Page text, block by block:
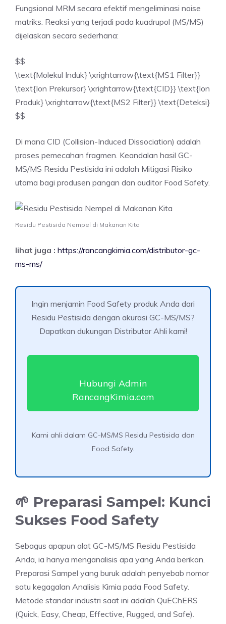
Fungsional MRM secara efektif mengeliminasi noise
matriks. Reaksi yang terjadi pada kuadrupol (MS/MS)
dijelaskan secara sederhana:
$$
\text{Molekul Induk} \xrightarrow{\text{MS1 Filter}}
\text{Ion Prekursor} \xrightarrow{\text{CID}} \text{Ion
Produk} \xrightarrow{\text{MS2 Filter}} \text{Deteksi}
$$
Di mana CID (Collision-Induced Dissociation) adalah
proses pemecahan fragmen. Keandalan hasil GC-
MS/MS Residu Pestisida ini adalah Mitigasi Risiko
utama bagi produsen pangan dan auditor Food Safety.
Residu Pestisida Nempel di Makanan Kita
lihat juga : https://rancangkimia.com/distributor-gc-
ms-ms/
Ingin menjamin Food Safety produk Anda dari
Residu Pestisida dengan akurasi GC-MS/MS?
Dapatkan dukungan Distributor Ahli kami!
Hubungi Admin
RancangKimia.com
Kami ahli dalam GC-MS/MS Residu Pestisida dan
Food Safety.
🌱 Preparasi Sampel: Kunci
Sukses Food Safety
Sebagus apapun alat GC-MS/MS Residu Pestisida
Anda, ia hanya menganalisis apa yang Anda berikan.
Preparasi Sampel yang buruk adalah penyebab nomor
satu kegagalan Analisis Kimia pada Food Safety.
Metode standar industri saat ini adalah QuEChERS
(Quick, Easy, Cheap, Effective, Rugged, and Safe).